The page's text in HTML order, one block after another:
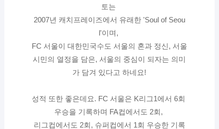
토는
2007년 캐치프레이즈에서 유래한 'Soul of Seou
l'이며,
FC 서울이 대한민국수도 서울의 혼과 정신, 서울
시민의 열정을 담은, 서울의 중심이 되자는 의미
가 담겨 있다고 하네요!
성적 또한 좋은데요. FC 서울은 K리그1에서 6회
우승을 기록하며 FA컵에서도 2회,
리그컵에서도 2회, 슈퍼컵에서 1회 우승한 기록